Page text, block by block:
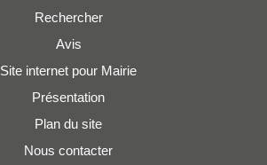
Rechercher
Avis
Site internet pour Mairie
Présentation
Plan du site
Nous contacter